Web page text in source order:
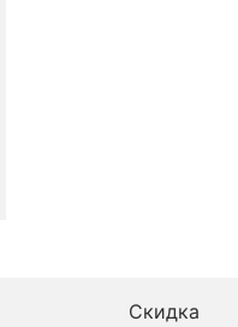
Скидка